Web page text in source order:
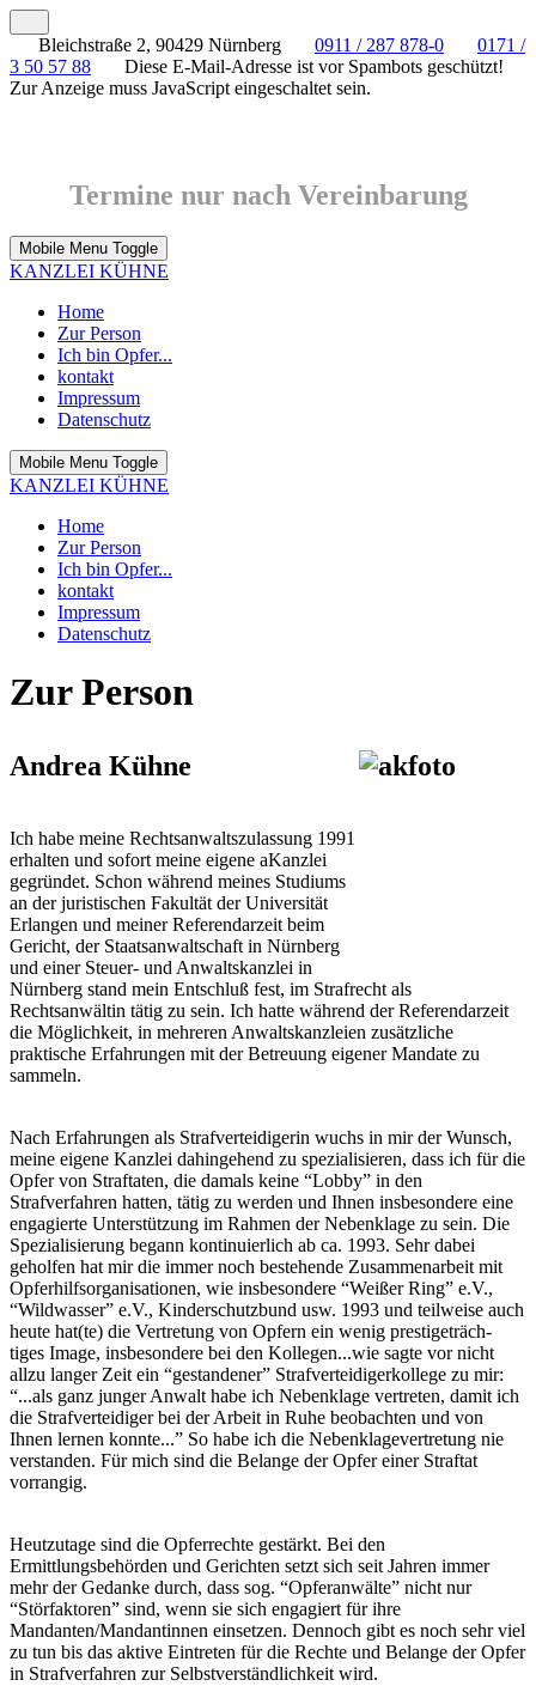
Bleichstraße 2, 90429 Nürnberg 0911 / 287 878-0
0171 /
3 50 57 88
Diese E-Mail-Adresse ist vor Spambots geschützt!
Zur Anzeige muss JavaScript eingeschaltet sein.
Termine nur nach Vereinbarung
Mobile Menu Toggle
KANZLEI KÜHNE
Home
Zur Person
Ich bin Opfer...
kontakt
Impressum
Datenschutz
Mobile Menu Toggle
KANZLEI KÜHNE
Home
Zur Person
Ich bin Opfer...
kontakt
Impressum
Datenschutz
Zur Person
Andrea Kühne
Ich habe meine Rechtsanwaltszulassung 1991
erhalten und sofort meine eigene aKanzlei
gegründet. Schon während meines Studiums
an der juristischen Fakultät der Universität
Erlangen und meiner Referendarzeit beim
Gericht, der Staatsanwaltschaft in Nürnberg
und einer Steuer- und Anwaltskanzlei in
Nürnberg stand mein Entschluß fest, im Strafrecht als
Rechtsanwältin tätig zu sein. Ich hatte während der Referendarzeit
die Möglichkeit, in mehreren Anwaltskanzleien zusätzliche
praktische Erfahrungen mit der Betreuung eigener Mandate zu
sammeln.
Nach Erfahrungen als Strafverteidigerin wuchs in mir der Wunsch,
meine eigene Kanzlei dahingehend zu spezialisieren, dass ich für die
Opfer von Straftaten, die damals keine “Lobby” in den
Strafverfahren hatten, tätig zu werden und Ihnen insbesondere eine
engagierte Unterstützung im Rahmen der Nebenklage zu sein. Die
Spezialisierung begann kontinuierlich ab ca. 1993. Sehr dabei
geholfen hat mir die immer noch bestehende Zusammenarbeit mit
Opferhilfsorganisationen, wie insbesondere “Weißer Ring” e.V.,
“Wildwasser” e.V., Kinderschutzbund usw. 1993 und teilweise auch
heute hat(te) die Vertretung von Opfern ein wenig prestigeträch-
tiges Image, insbesondere bei den Kollegen...wie sagte vor nicht
allzu langer Zeit ein “gestandener” Strafverteidigerkollege zu mir:
“...als ganz junger Anwalt habe ich Nebenklage vertreten, damit ich
die Strafverteidiger bei der Arbeit in Ruhe beobachten und von
Ihnen lernen konnte...” So habe ich die Nebenklagevertretung nie
verstanden. Für mich sind die Belange der Opfer einer Straftat
vorrangig.
Heutzutage sind die Opferrechte gestärkt. Bei den
Ermittlungsbehörden und Gerichten setzt sich seit Jahren immer
mehr der Gedanke durch, dass sog. “Opferanwälte” nicht nur
“Störfaktoren” sind, wenn sie sich engagiert für ihre
Mandanten/Mandantinnen einsetzen. Dennoch gibt es noch sehr viel
zu tun bis das aktive Eintreten für die Rechte und Belange der Opfer
in Strafverfahren zur Selbstverständlichkeit wird.